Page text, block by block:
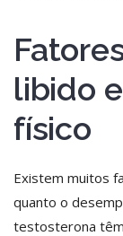
libido
físico
Existem muitos
quanto o
testosterona têm